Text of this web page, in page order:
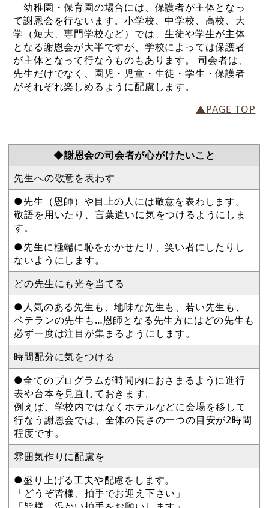
幼稚園・保育園の場合には、保護者が主体となっ
て謝恩会を行ないます。小学校、中学校、高校、大
学（短大、専門学校など）では、生徒や学生が主体
となる謝恩会が大半ですが、学校によっては保護者
が主体となって行なうものもあります。 司会者は、
先生だけでなく、園児・児童・生徒・学生・保護者
がそれぞれ楽しめるように配慮します。
▲PAGE TOP
◆謝恩会の司会者が心がけたいこと
先生への敬意を表わす
●先生（恩師）や目上の人には敬意を表わします。
敬語を用いたり、言葉遣いに気をつけるようにしま
す。
●先生に極端に恥をかかせたり、笑い者にしたりし
ないようにします。
どの先生にも光を当てる
●人気のある先生も、地味な先生も、若い先生も、
ベテランの先生も…恩師となる先生方にはどの先生も
必ず一度は注目が集まるようにします。
時間配分に気をつける
●全てのプログラムが時間内におさまるように進行
表や台本を見直しておきます。
例えば、学校内ではなくホテルなどに会場を移して
行なう謝恩会では、全体の長さの一つの目安が2時間
程度です。
雰囲気作りに配慮を
●盛り上げる工夫や配慮をします。
「どうぞ皆様、拍手でお迎え下さい」